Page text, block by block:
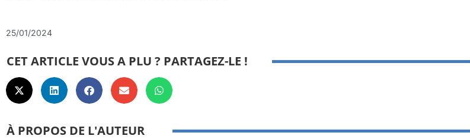
25/01/2024
CET ARTICLE VOUS A PLU ? PARTAGEZ-LE !
À PROPOS DE L'AUTEUR